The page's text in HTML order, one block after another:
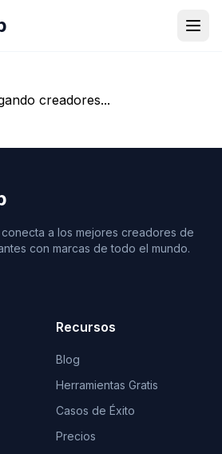
creadores...
a los mejores creadores de
con marcas de todo el mundo.
Recursos
Blog
Herramientas Gratis
Casos de Éxito
Precios